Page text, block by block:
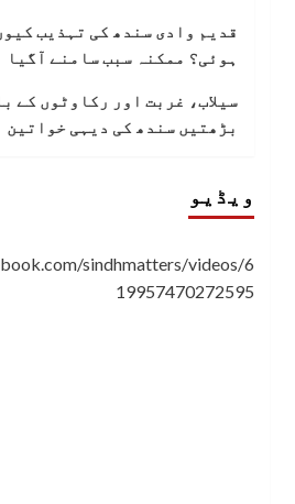
قدیم وادی سندھ کی تہذیب
ہوئی؟ ممکنہ سبب سامنے آگیا
سیلاب، غربت اور رکاوٹوں کے
بڑھتیں سندھ کی دیہی خواتین
ویڈیو
sindhmatters/videos/6
19957470272595